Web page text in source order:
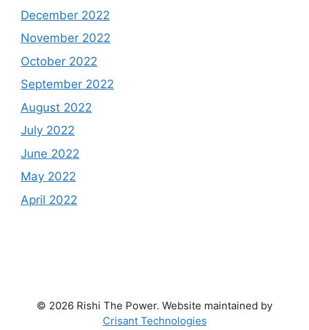
December 2022
November 2022
October 2022
September 2022
August 2022
July 2022
June 2022
May 2022
April 2022
© 2026 Rishi The Power. Website maintained by
Crisant Technologies